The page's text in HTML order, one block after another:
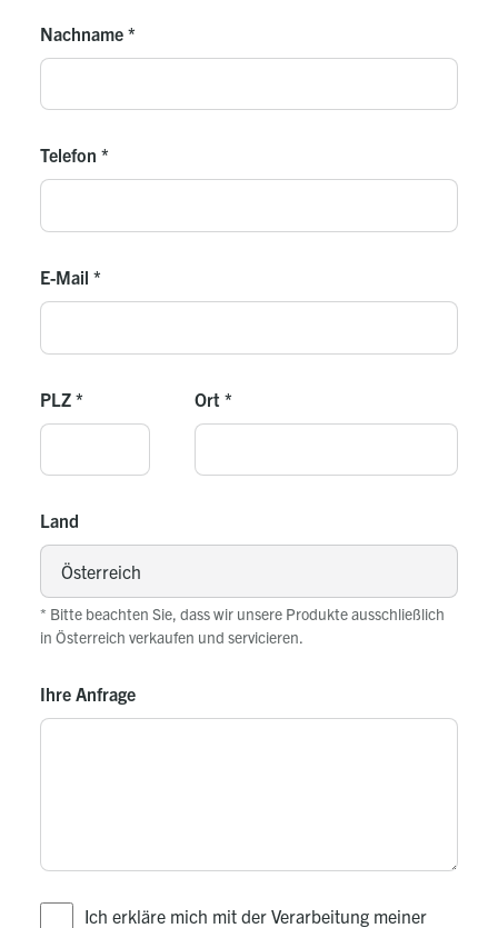
Nachname *
Telefon *
E-Mail *
PLZ * Ort *
Land
* Bitte beachten Sie, dass wir unsere Produkte ausschließlich
in Österreich verkaufen und servicieren.
Ihre Anfrage
Ich erkläre mich mit der Verarbeitung meiner